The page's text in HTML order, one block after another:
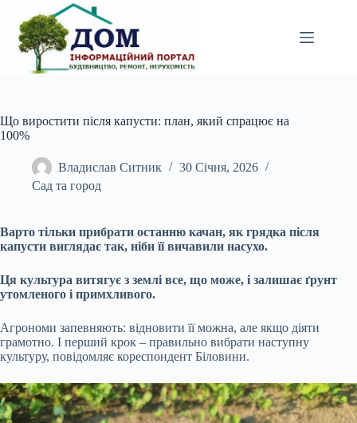
вмісту
Що виростити після капусти: план, який спрацює на
100%
Владислав Ситник
30 Січня, 2026
Сад та город
Варто тільки прибрати останню качан, як грядка після
капусти виглядає так, ніби її вичавили насухо.
Ця культура витягує з землі все, що може, і залишає ґрунт
утомленого і примхливого.
Агрономи запевняють: відновити її можна, але якщо діяти
грамотно. І перший крок – правильно вибрати наступну
культуру, повідомляє кореспондент Біловини.